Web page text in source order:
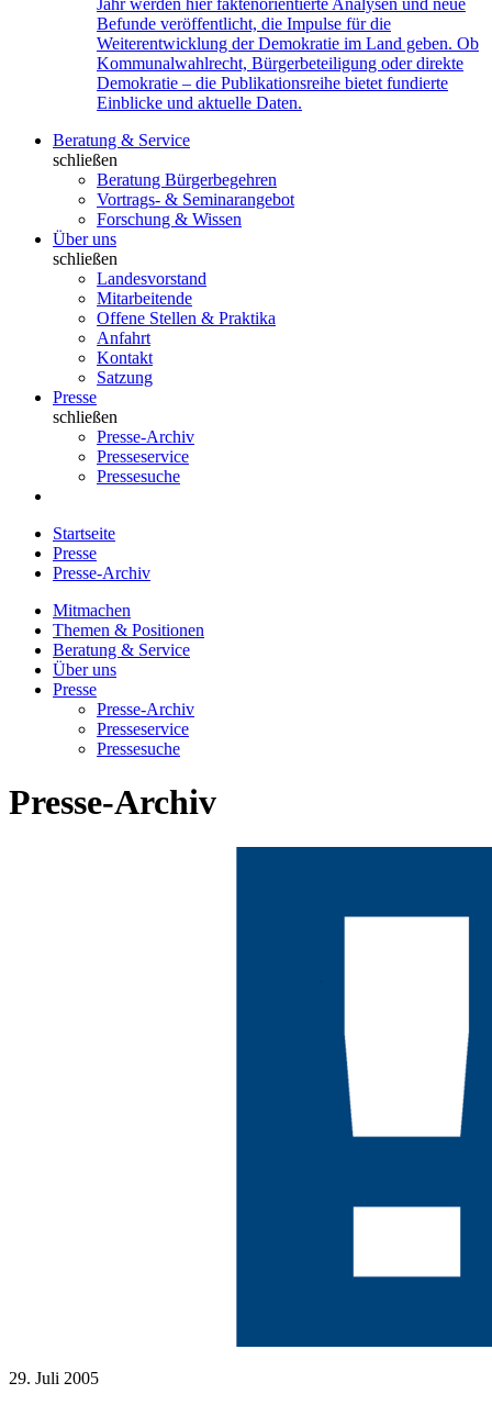
Jahr werden hier faktenorientierte Analysen und neue
Befunde veröffentlicht, die Impulse für die
Weiterentwicklung der Demokratie im Land geben. Ob
Kommunalwahlrecht, Bürgerbeteiligung oder direkte
Demokratie – die Publikationsreihe bietet fundierte
Einblicke und aktuelle Daten.
Beratung & Service
schließen
Beratung Bürgerbegehren
Vortrags- & Seminarangebot
Forschung & Wissen
Über uns
schließen
Landesvorstand
Mitarbeitende
Offene Stellen & Praktika
Anfahrt
Kontakt
Satzung
Presse
schließen
Presse-Archiv
Presseservice
Pressesuche
Startseite
Presse
Presse-Archiv
Mitmachen
Themen & Positionen
Beratung & Service
Über uns
Presse
Presse-Archiv
Presseservice
Pressesuche
Presse-Archiv
29. Juli 2005